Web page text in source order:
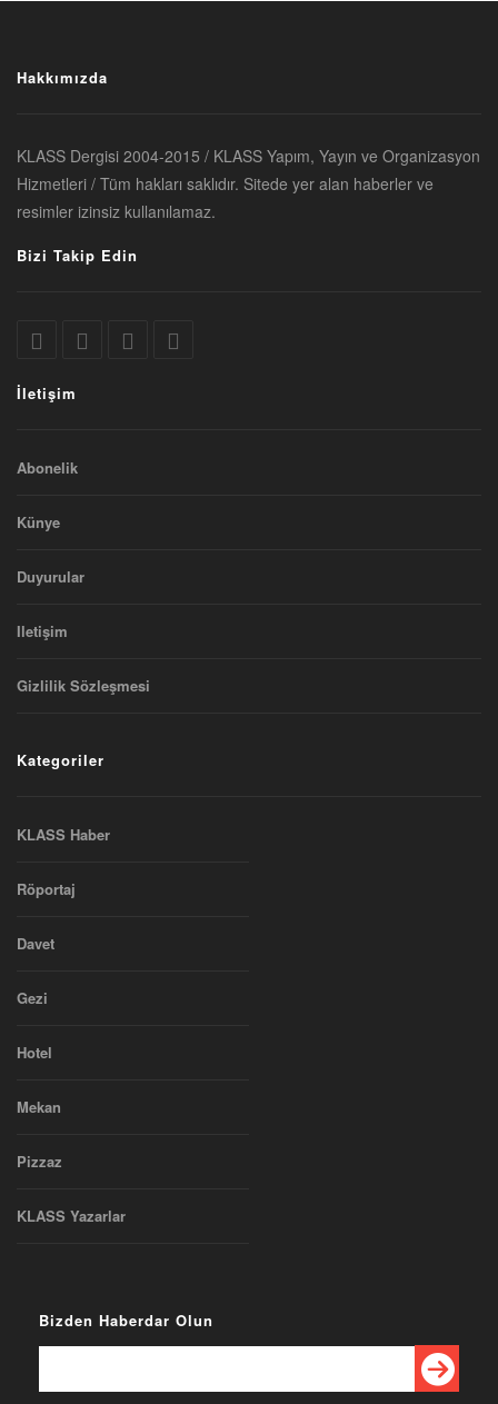
Hakkımızda
KLASS Dergisi 2004-2015 / KLASS Yapım, Yayın ve Organizasyon
Hizmetleri / Tüm hakları saklıdır. Sitede yer alan haberler ve
resimler izinsiz kullanılamaz.
Bizi Takip Edin
İletişim
Abonelik
Künye
Duyurular
Iletişim
Gizlilik Sözleşmesi
Kategoriler
KLASS Haber
Röportaj
Davet
Gezi
Hotel
Mekan
Pizzaz
KLASS Yazarlar
Bizden Haberdar Olun